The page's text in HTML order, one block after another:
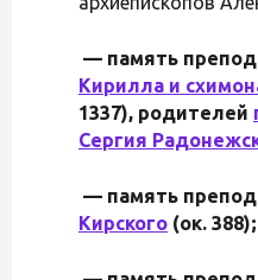
— память
Кирилла и
1337), родителей
Сергия
— память
Кирского (ок. 388);